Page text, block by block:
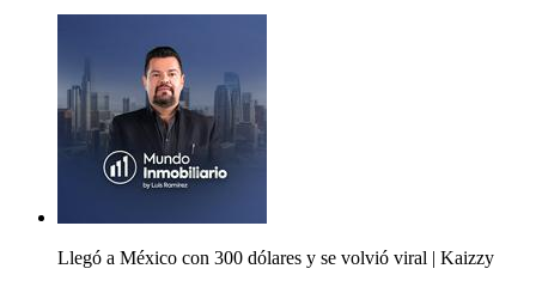
Llegó a México con 300 dólares y se volvió viral | Kaizzy